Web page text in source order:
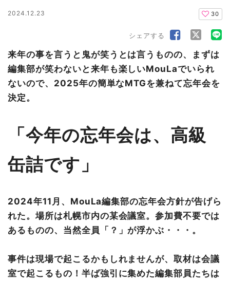
2024.12.23 30
シェアする
来年の事を言うと鬼が笑うとは言うものの、まずは
編集部が笑わないと来年も楽しいMouLaでいられ
ないので、2025年の簡単なMTGを兼ねて忘年会を
決定。
「今年の忘年会は、高級
缶詰です」
2024年11月、MouLa編集部の忘年会方針が告げら
れた。場所は札幌市内の某会議室。参加費不要では
あるものの、当然全員「？」が浮かぶ・・・。
事件は現場で起こるかもしれませんが、取材は会議
室で起こるもの！半ば強引に集めた編集部員たちは